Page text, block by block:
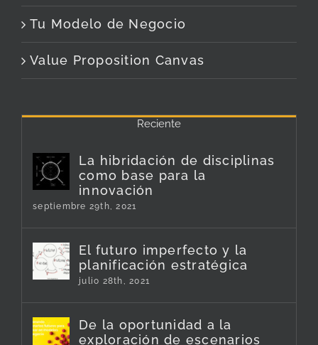
Tu Modelo de Negocio
Value Proposition Canvas
Reciente
La hibridación de disciplinas
como base para la
innovación
septiembre 29th, 2021
El futuro imperfecto y la
planificación estratégica
julio 28th, 2021
De la oportunidad a la
exploración de escenarios